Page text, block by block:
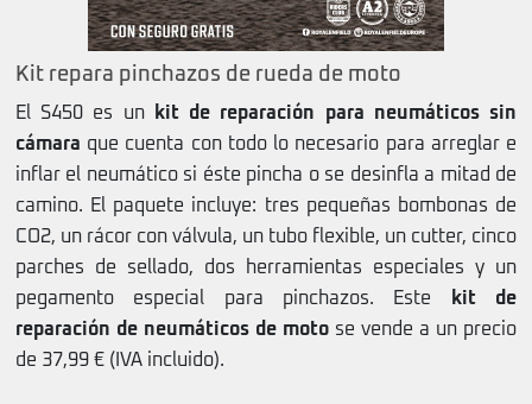
Kit repara pinchazos de rueda de moto
El S450 es un
kit de reparación para neumáticos sin
cámara que cuenta con todo lo necesario para arreglar e
inflar el neumático si éste pincha o se desinfla a mitad de
camino. El paquete incluye: tres pequeñas bombonas de
CO2, un rácor con válvula, un tubo flexible, un cutter, cinco
parches de sellado, dos herramientas especiales y un
pegamento especial para pinchazos. Este
kit de
reparación de neumáticos de moto se vende a un precio
de 37,99 € (IVA incluido).